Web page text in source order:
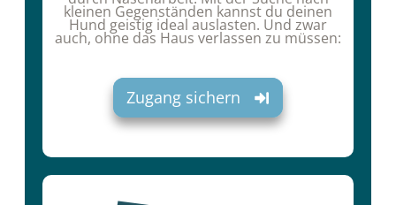
kleinen Gegenständen kannst du deinen
Hund geistig ideal auslasten. Und zwar
auch, ohne das Haus verlassen zu müssen:
Zugang sichern